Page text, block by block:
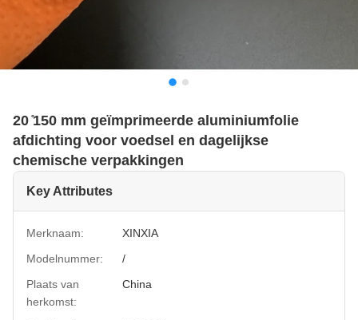
20 ̊150 mm geïmprimeerde aluminiumfolie
afdichting voor voedsel en dagelijkse
chemische verpakkingen
Key Attributes
Merknaam:
XINXIA
Modelnummer:
/
Plaats van
herkomst:
China